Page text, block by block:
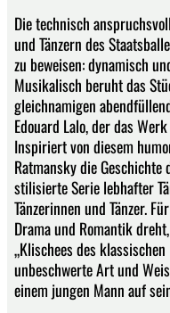
Die technisch
und Tänzern des
zu beweisen: dynamisch
Musikalisch beruht das
gleichnamigen
Edouard Lalo, der das
Inspiriert von diesem
Ratmansky die
stilisierte Serie lebhafter
Tänzerinnen und Tänzer.
Drama und Romantik
„Klischees des
unbeschwerte Art und
einem jungen Mann auf